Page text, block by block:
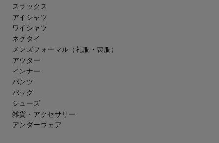
スラックス
アイシャツ
ワイシャツ
ネクタイ
メンズフォーマル （礼服・喪服）
アウター
インナー
パンツ
バッグ
シューズ
雑貨・アクセサリー
アンダーウェア